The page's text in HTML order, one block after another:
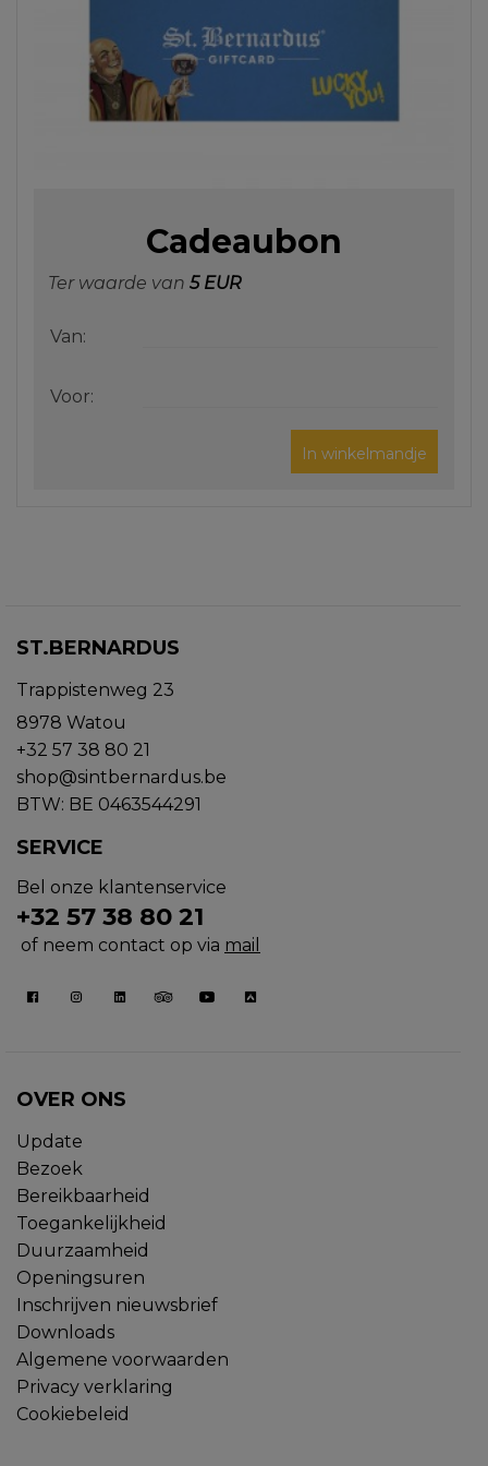
Cadeaubon
Ter waarde van 5 EUR
Van:
Voor:
In winkelmandje
ST.BERNARDUS
Trappistenweg 23
8978 Watou
+32 57 38 80 21
shop@sintbernardus.be
BTW: BE 0463544291
SERVICE
Bel onze klantenservice
+32 57 38 80 21
of neem contact op via mail
OVER ONS
Update
Bezoek
Bereikbaarheid
Toegankelijkheid
Duurzaamheid
Openingsuren
Inschrijven nieuwsbrief
Downloads
Algemene voorwaarden
Privacy verklaring
Cookiebeleid